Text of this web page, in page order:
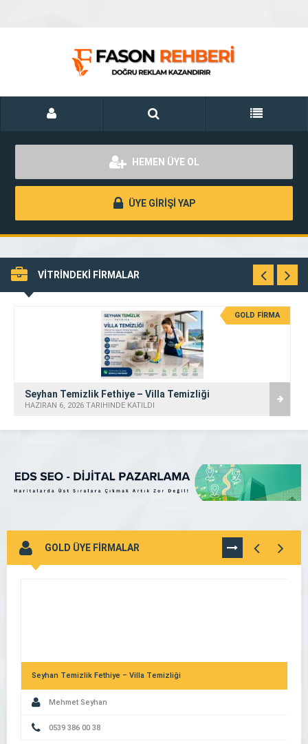
HEMEN ÜYE OL
ÜYE GİRİŞİ YAP
VİTRİNDEKİ FİRMALAR
GOLD FİRMA
Seyhan Temizlik Fethiye – Villa Temizliği
HAZIRAN 6, 2026 TARİHİNDE KATILDI
GOLD ÜYE FİRMALAR TÜMÜNÜ
GÖR
Seyhan Temizlik Fethiye – Villa Temizliği
Mehmet Seyhan
0539 386 00 38